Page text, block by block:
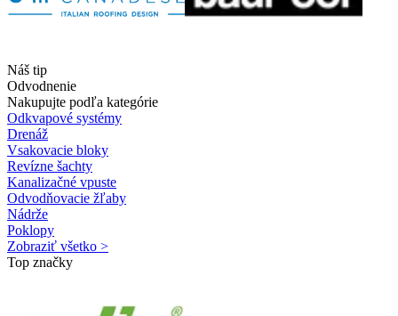
Náš tip
Odvodnenie
Nakupujte podľa kategórie
Odkvapové systémy
Drenáž
Vsakovacie bloky
Revízne šachty
Kanalizačné vpuste
Odvodňovacie žľaby
Nádrže
Poklopy
Zobraziť všetko >
Top značky